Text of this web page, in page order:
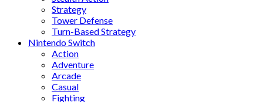
Strategy
Tower Defense
Turn-Based Strategy
Nintendo Switch
Action
Adventure
Arcade
Casual
Fighting